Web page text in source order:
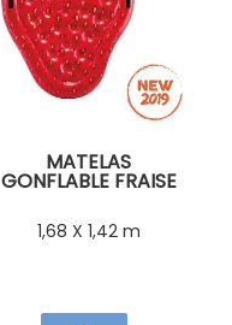
MATELAS
GONFLABLE FRAISE
1,68 X 1,42 m